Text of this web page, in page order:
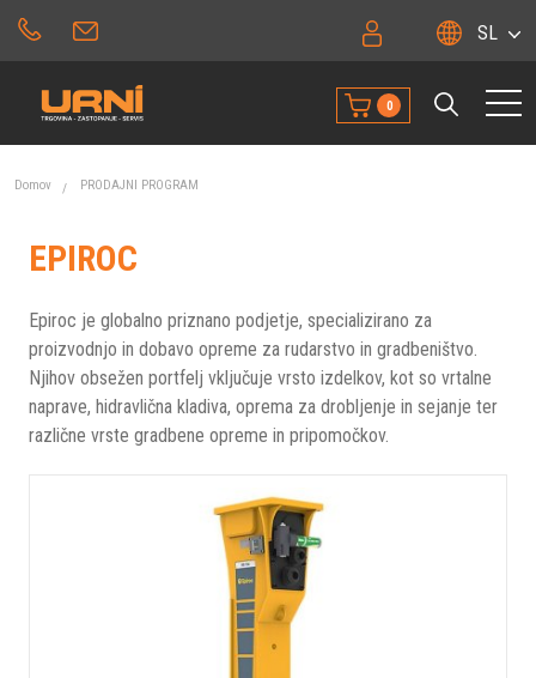
SL
0
Domov PRODAJNI PROGRAM
EPIROC
Epiroc je globalno priznano podjetje, specializirano za
proizvodnjo in dobavo opreme za rudarstvo in gradbeništvo.
Njihov obsežen portfelj vključuje vrsto izdelkov, kot so vrtalne
naprave, hidravlična kladiva, oprema za drobljenje in sejanje ter
različne vrste gradbene opreme in pripomočkov.